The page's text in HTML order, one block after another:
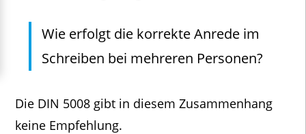
Wie erfolgt die korrekte Anrede im
Schreiben bei mehreren Personen?
Die DIN 5008 gibt in diesem Zusammenhang
keine Empfehlung.